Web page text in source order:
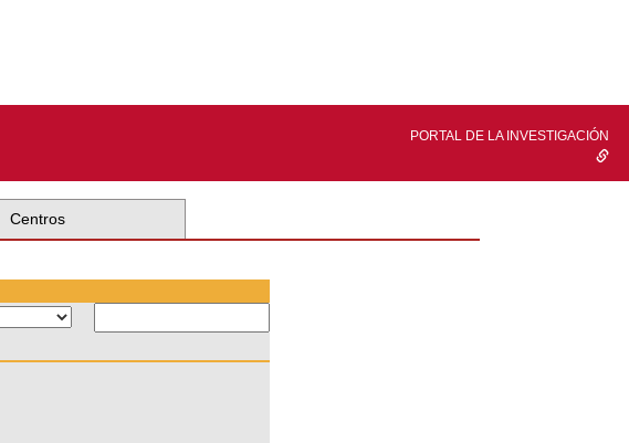
PORTAL DE LA INVESTIGACIÓN
Centros